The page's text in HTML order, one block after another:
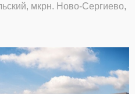
мкрн. Ново-Сергиево,